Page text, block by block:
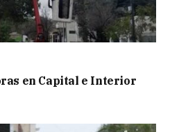
en Capital e Interior